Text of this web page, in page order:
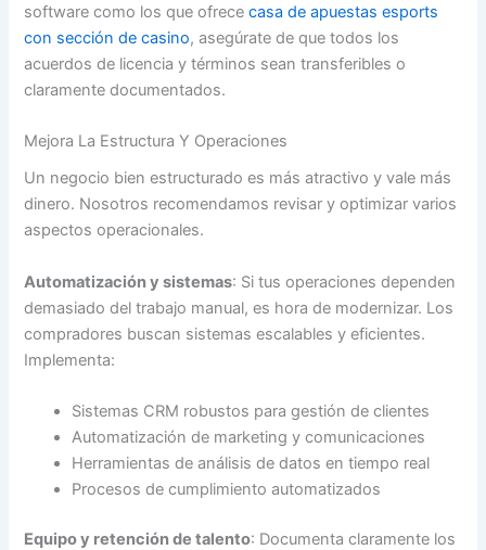
software como los que ofrececasa de apuestas esports
con sección de casino, asegúrate de que todos los
acuerdos de licencia y términos sean transferibles o
claramente documentados.
Mejora La Estructura Y Operaciones
Un negocio bien estructurado es más atractivo y vale más
dinero. Nosotros recomendamos revisar y optimizar varios
aspectos operacionales.
Automatización y sistemas: Si tus operaciones dependen
demasiado del trabajo manual, es hora de modernizar. Los
compradores buscan sistemas escalables y eficientes.
Implementa:
Sistemas CRM robustos para gestión de clientes
Automatización de marketing y comunicaciones
Herramientas de análisis de datos en tiempo real
Procesos de cumplimiento automatizados
Equipo y retención de talento: Documenta claramente los